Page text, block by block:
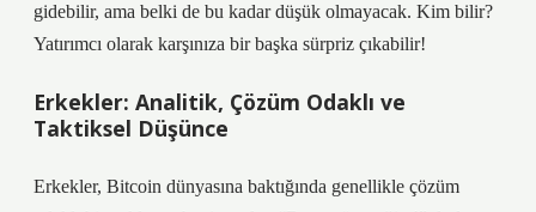
gidebilir, ama belki de bu kadar düşük olmayacak. Kim bilir?
Yatırımcı olarak karşınıza bir başka sürpriz çıkabilir!
Erkekler: Analitik, Çözüm Odaklı ve
Taktiksel Düşünce
Erkekler, Bitcoin dünyasına baktığında genellikle çözüm